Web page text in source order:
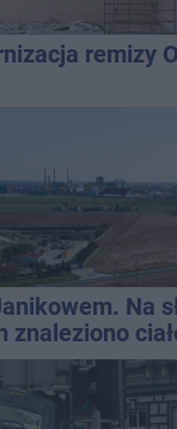
remizy
Na
znaleziono